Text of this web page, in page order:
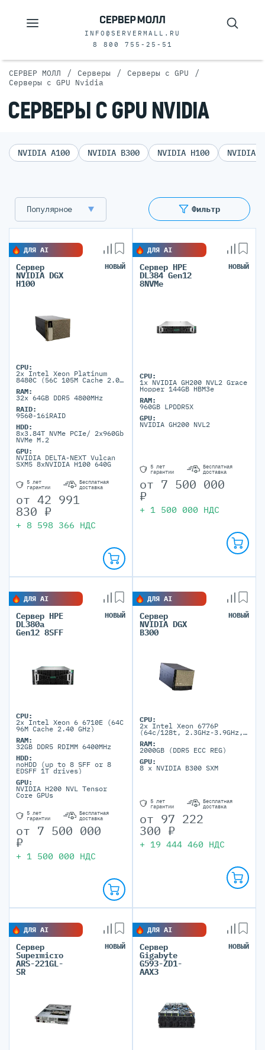
INFO@SERVERMALL.RU
8 800 755-25-51
СЕРВЕР МОЛЛ / Серверы / Серверы с GPU /
Серверы с GPU Nvidia
СЕРВЕРЫ С GPU NVIDIA
NVIDIA A100 NVIDIA B300 NVIDIA H100 NVIDIA
Фильтр
Популярное
ДЛЯ AI
Сервер
NVIDIA DGX
H100
НОВЫЙ
CPU:
2x Intel Xeon Platinum
8480C (56C 105M Cache 2.00
RAM:
32x 64GB DDR5 4800MHz
RAID:
9560-16iRAID
HDD:
8x3.84T NVMe PCIe/ 2x960Gb
NVMe M.2
GPU:
NVIDIA DELTA-NEXT Vulcan
SXM5 8xNVIDIA H100 640G
5 лет
гарантии
Бесплатная
доставка
от 42 991
830 ₽
+ 8 598 366 НДС
ДЛЯ AI
Сервер HPE
DL384 Gen12
8NVMe
НОВЫЙ
CPU:
1x NVIDIA GH200 NVL2 Grace
Hopper 144GB HBM3e
RAM:
960GB LPDDR5X
GPU:
NVIDIA GH200 NVL2
5 лет
гарантии
Бесплатная
доставка
от 7 500 000
₽
+ 1 500 000 НДС
ДЛЯ AI
Сервер HPE
DL380a
Gen12 8SFF
НОВЫЙ
CPU:
2x Intel Xeon 6 6710E (64C
96M Cache 2.40 GHz)
RAM:
32GB DDR5 RDIMM 6400MHz
HDD:
noHDD (up to 8 SFF or 8
EDSFF 1T drives)
GPU:
NVIDIA H200 NVL Tensor
Core GPUs
5 лет
гарантии
Бесплатная
доставка
от 7 500 000
₽
+ 1 500 000 НДС
ДЛЯ AI
Сервер
NVIDIA DGX
B300
НОВЫЙ
CPU:
2x Intel Xeon 6776P
(64c/128t, 2.3GHz-3.9GHz,
RAM:
2000GB (DDR5 ECC REG)
GPU:
8 x NVIDIA B300 SXM
5 лет
гарантии
Бесплатная
доставка
от 97 222
300 ₽
+ 19 444 460 НДС
ДЛЯ AI
Сервер
Supermicro
ARS-221GL-
SR
НОВЫЙ
ДЛЯ AI
Сервер
Gigabyte
G593-ZD1-
AAX3
НОВЫЙ